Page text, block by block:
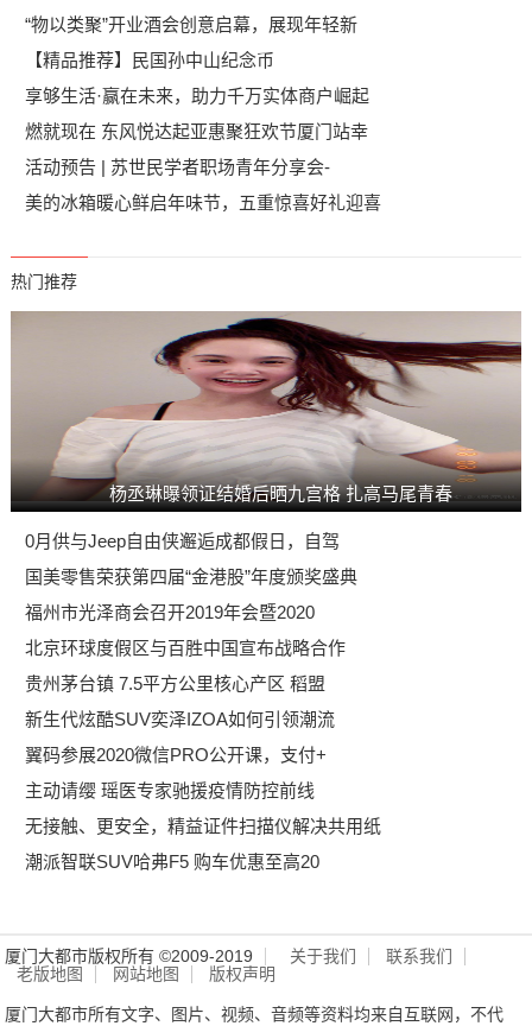
“物以类聚”开业酒会创意启幕，展现年轻新
【精品推荐】民国孙中山纪念币
享够生活·赢在未来，助力千万实体商户崛起
燃就现在 东风悦达起亚惠聚狂欢节厦门站幸
活动预告 | 苏世民学者职场青年分享会-
美的冰箱暖心鲜启年味节，五重惊喜好礼迎喜
热门推荐
杨丞琳曝领证结婚后晒九宫格 扎高马尾青春
0月供与Jeep自由侠邂逅成都假日，自驾
国美零售荣获第四届“金港股”年度颁奖盛典
福州市光泽商会召开2019年会暨2020
北京环球度假区与百胜中国宣布战略合作
贵州茅台镇 7.5平方公里核心产区 稻盟
新生代炫酷SUV奕泽IZOA如何引领潮流
翼码参展2020微信PRO公开课，支付+
主动请缨 瑶医专家驰援疫情防控前线
无接触、更安全，精益证件扫描仪解决共用纸
潮派智联SUV哈弗F5 购车优惠至高20
厦门大都市版权所有 ©2009-2019 关于我们
联系我们
老版地图
网站地图 版权声明
厦门大都市所有文字、图片、视频、音频等资料均来自互联网，不代